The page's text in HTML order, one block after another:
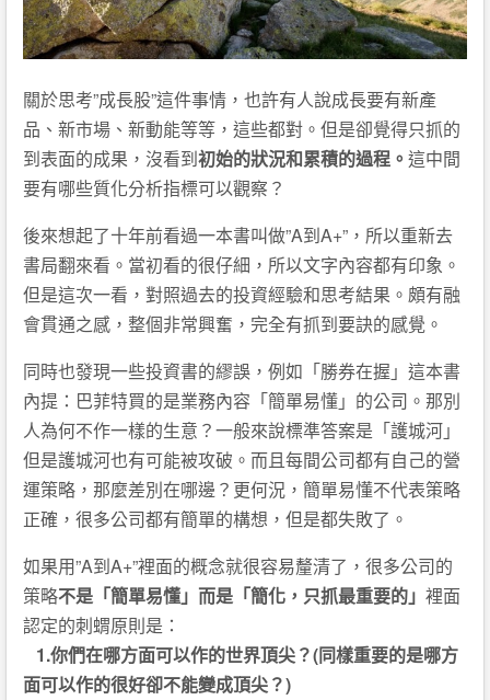
關於思考”成長股”這件事情，也許有人說成長要有新產
品、新市場、新動能等等，這些都對。但是卻覺得只抓的
到表面的成果，沒看到初始的狀況和累積的過程。 這中間
要有哪些質化分析指標可以觀察？
後來想起了十年前看過一本書叫做”A到A+”，所以重新去
書局翻來看。當初看的很仔細，所以文字內容都有印象。
但是這次一看，對照過去的投資經驗和思考結果。頗有融
會貫通之感，整個非常興奮，完全有抓到要訣的感覺。
同時也發現一些投資書的繆誤，例如「勝券在握」這本書
內提：巴菲特買的是業務內容「簡單易懂」的公司。那別
人為何不作一樣的生意？一般來說標準答案是「護城河」
但是護城河也有可能被攻破。而且每間公司都有自己的營
運策略，那麼差別在哪邊？更何況，簡單易懂不代表策略
正確，很多公司都有簡單的構想，但是都失敗了。
如果用”A到A+”裡面的概念就很容易釐清了，很多公司的
策略不是「簡單易懂」而是「簡化，只抓最重要的」 裡面
認定的刺蝟原則是：
1.你們在哪方面可以作的世界頂尖？(同樣重要的是哪方
面可以作的很好卻不能變成頂尖？)